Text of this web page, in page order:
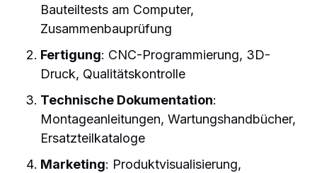
Bauteiltests am Computer,
Zusammenbauprüfung
Fertigung: CNC-Programmierung, 3D-
Druck, Qualitätskontrolle
Technische Dokumentation:
Montageanleitungen, Wartungshandbücher,
Ersatzteilkataloge
Marketing: Produktvisualisierung,